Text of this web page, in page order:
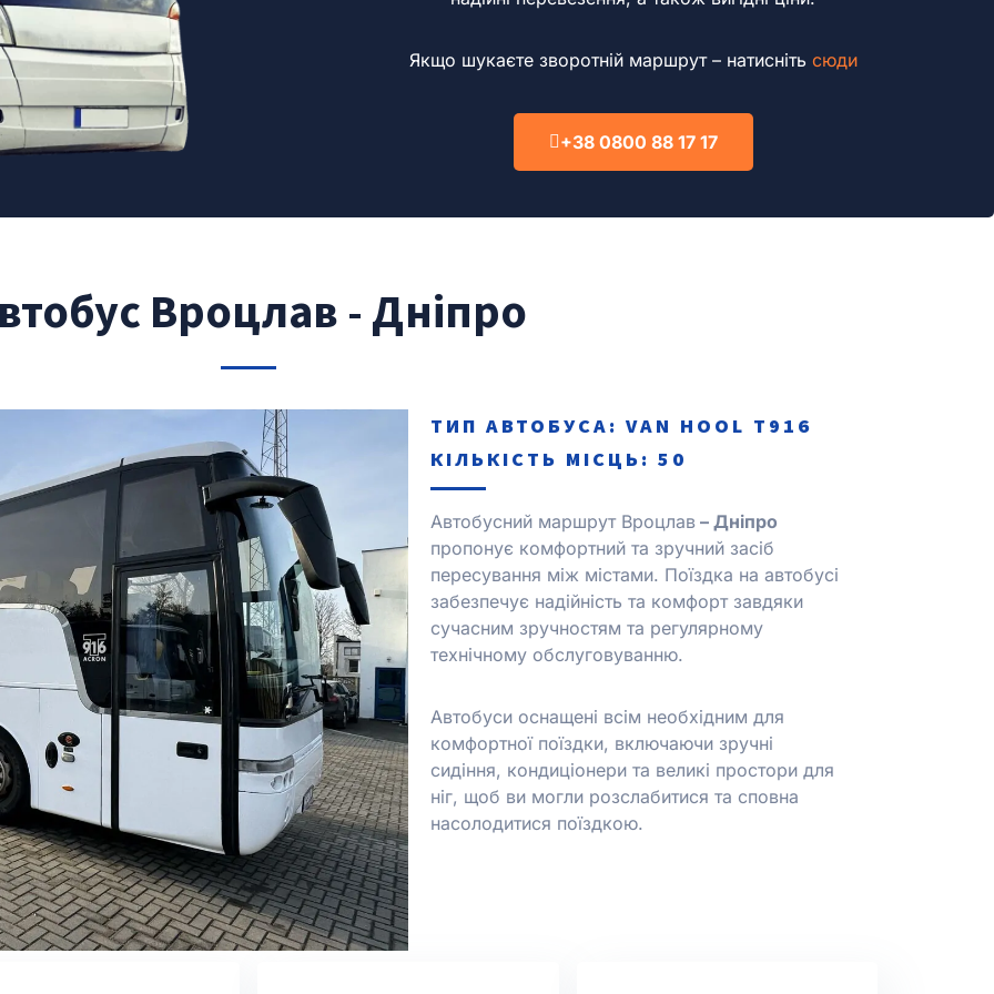
Якщо шукаєте зворотній маршрут – натисніть сюди
+38 0800 88 17 17
Вроцлав - Дніпро
ТИП АВТОБУСА: VAN HOOL T916
КІЛЬКІСТЬ МІСЦЬ: 50
Автобусний маршрут Вроцлав – Дніпро
пропонує комфортний та зручний засіб
пересування між містами. Поїздка на автобусі
забезпечує надійність та комфорт завдяки
сучасним зручностям та регулярному
технічному обслуговуванню.
Автобуси оснащені всім необхідним для
комфортної поїздки, включаючи зручні
сидіння, кондиціонери та великі простори для
ніг, щоб ви могли розслабитися та сповна
насолодитися поїздкою.